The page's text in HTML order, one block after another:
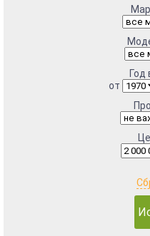
Год
от